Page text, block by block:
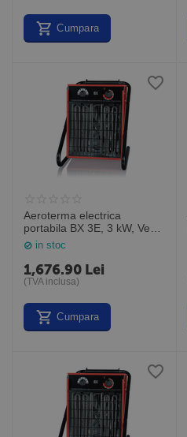
Cumpara
Aeroterma electrica
portabila BX 3E, 3 kW, Veab
Suedia
in stoc
1,676.90 Lei
(TVA inclusa)
Cumpara